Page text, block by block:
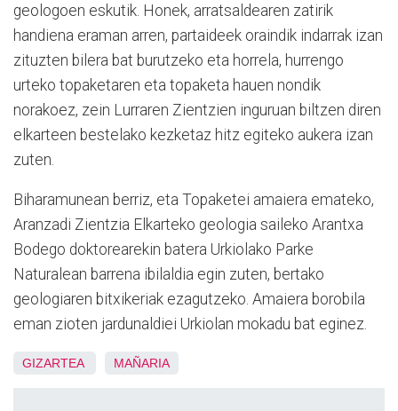
geologoen eskutik. Honek, arratsaldearen zatirik
handiena eraman arren, partaideek oraindik indarrak izan
zituzten bilera bat burutzeko eta horrela, hurrengo
urteko topaketaren eta topaketa hauen nondik
norakoez, zein Lurraren Zientzien inguruan biltzen diren
elkarteen bestelako kezketaz hitz egiteko aukera izan
zuten.
Biharamunean berriz, eta Topaketei amaiera emateko,
Aranzadi Zientzia Elkarteko geologia saileko Arantxa
Bodego doktorearekin batera Urkiolako Parke
Naturalean barrena ibilaldia egin zuten, bertako
geologiaren bitxikeriak ezagutzeko. Amaiera borobila
eman zioten jardunaldiei Urkiolan mokadu bat eginez.
GIZARTEA MAÑARIA